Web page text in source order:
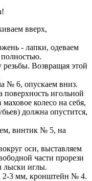
вверх,
- лапки, одеваем
Возвращая этой
№ 6, опускаем вниз.
игольной
колесо на себя,
должна опустится,
винтик № 5, на
оси, выставляем
части прорези
лыски иглы.
3 мм, кронштейн № 4.